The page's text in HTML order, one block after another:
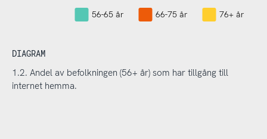
56-65 år 66-75 år 76+ år
DIAGRAM
1.2. Andel av befolkningen (56+ år) som har tillgång till
internet hemma.